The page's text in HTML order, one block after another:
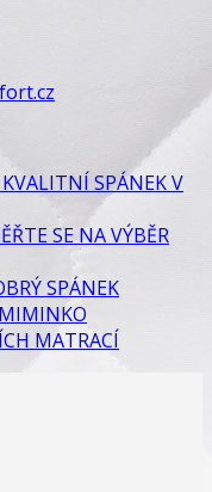
SPÁNEK V
SE NA VÝBĚR
SPÁNEK
MATRACÍ